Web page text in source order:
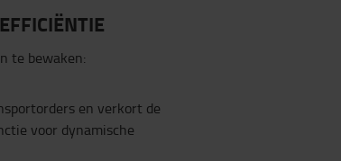
te bewaken:
en verkort de
voor dynamische